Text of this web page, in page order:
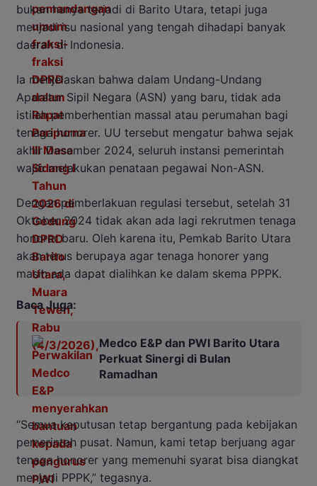
bukan hanya terjadi di Barito Utara, tetapi juga
menjadi isu nasional yang tengah dihadapi banyak
daerah di Indonesia.
Ia menjelaskan bahwa dalam Undang-Undang
Aparatur Sipil Negara (ASN) yang baru, tidak ada
istilah pemberhentian massal atau perumahan bagi
tenaga honorer. UU tersebut mengatur bahwa sejak
akhir Desember 2024, seluruh instansi pemerintah
wajib melakukan penataan pegawai Non-ASN.
Dengan pemberlakuan regulasi tersebut, setelah 31
Oktober 2024 tidak akan ada lagi rekrutmen tenaga
honorer baru. Oleh karena itu, Pemkab Barito Utara
akan terus berupaya agar tenaga honorer yang
masih ada dapat dialihkan ke dalam skema PPPK.
Baca Juga:
Medco E&P dan PWI Barito Utara
Perkuat Sinergi di Bulan
Ramadhan
“Semua keputusan tetap bergantung pada kebijakan
pemerintah pusat. Namun, kami tetap berjuang agar
tenaga honorer yang memenuhi syarat bisa diangkat
menjadi PPPK,” tegasnya.